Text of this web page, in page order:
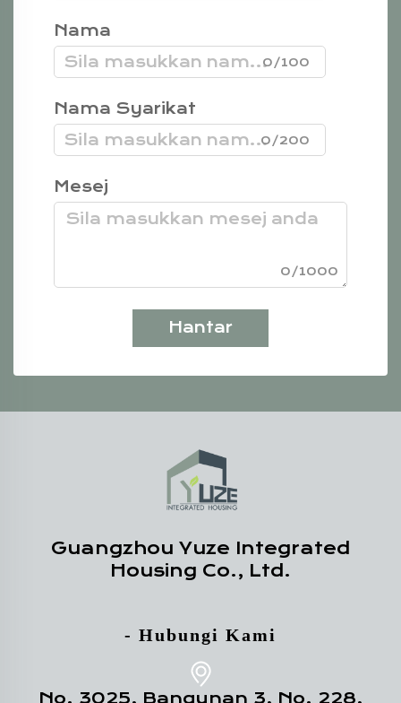
Nama
0/100
Nama Syarikat
0/200
Mesej
0/1000
Hantar
Guangzhou Yuze Integrated
Housing Co., Ltd.
- Hubungi Kami
No. 3025, Bangunan 3, No. 228,